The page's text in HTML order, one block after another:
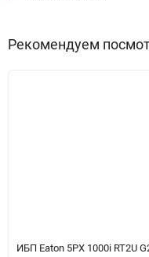
Рекомендуем
ИБП Eaton 5PX 1000i RT2U